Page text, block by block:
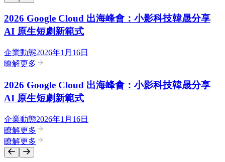
2026 Google Cloud 出海峰會：小影科技韓晟分享
AI 原生短劇新範式
企業動態2026年1月16日
瞭解更多
2026 Google Cloud 出海峰會：小影科技韓晟分享
AI 原生短劇新範式
企業動態2026年1月16日
瞭解更多
瞭解更多